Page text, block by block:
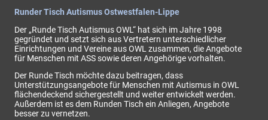
Runder Tisch Autismus Ostwestfalen-Lippe
Der „Runde Tisch Autismus OWL“ hat sich im Jahre 1998
gegründet und setzt sich aus Vertretern unterschiedlicher
Einrichtungen und Vereine aus OWL zusammen, die Angebote
für Menschen mit ASS sowie deren Angehörige vorhalten.
Der Runde Tisch möchte dazu beitragen, dass
Unterstützungsangebote für Menschen mit Autismus in OWL
flächendeckend sichergestellt und weiter entwickelt werden.
Außerdem ist es dem Runden Tisch ein Anliegen, Angebote
besser zu vernetzen.